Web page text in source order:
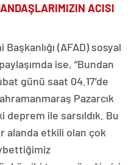
ACISI
(AFAD) sosyal
ise, “Bundan
günü saat 04.17’de
Pazarcık
ile sarsıldık. Bu
alanda etkili olan çok